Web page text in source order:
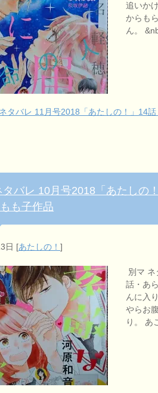
追いか
からも
ん。
ネタバレ 11月号2018「あたしの！」14
タバレ 10月号2018「あたしの
も子作品
日 [あたしの！ ]
別マ
話・あ
んに入
やらお
り。 あ